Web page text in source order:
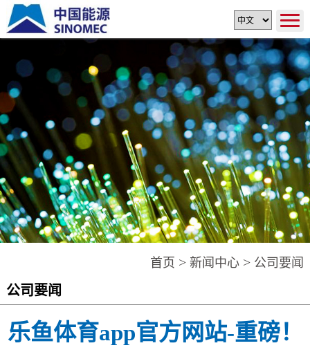
首页 >新闻中心 > 公司要闻
公司要闻
乐鱼体育app官方网站-重磅！